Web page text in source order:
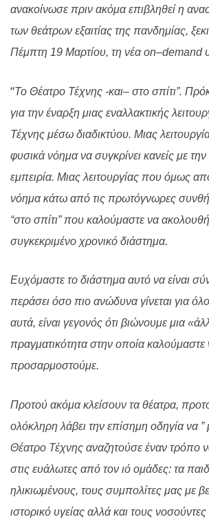
ανακοίνωσε πριν ακόμα επιβληθεί η
των θεάτρων εξαιτίας της πανδημίας,
Πέμπτη 19 Μαρτίου, τη νέαon–demand
“Το Θέατρο Τέχνης -και– στο σπίτι”.
για την έναρξη μιας εναλλακτικής
Τέχνης μέσω διαδικτύου. Μιας
φυσικά νόημα να συγκρίνει κανείς με
εμπειρία. Μιας λειτουργίας που όμως
νόημα κάτω από τις πρωτόγνωρες
“στο σπίτι” που καλούμαστε να
συγκεκριμένο χρονικό διάστημα.
Ευχόμαστε το διάστημα αυτό να είναι
περάσει όσο πιο ανώδυνα γίνεται για
αυτά, είναι γεγονός ότι βιώνουμε μια
πραγματικότητα στην οποία καλούμαστε
προσαρμοστούμε.
Προτού ακόμα κλείσουν τα θέατρα,
ολόκληρη λάβει την επίσημη οδηγία να ”
Θέατρο Τέχνης αναζητούσε έναν τρόπο
στις ευάλωτες από τον ιό ομάδες: τα
ηλικιωμένους, τους συμπολίτες μας με
ιστορικό υγείας αλλά και τους